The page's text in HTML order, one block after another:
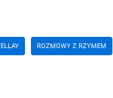
ROZMOWY Z RZYMEM